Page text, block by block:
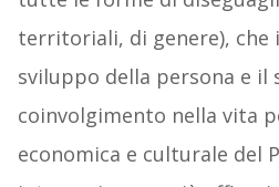
territoriali, di genere), che
sviluppo della persona e il
coinvolgimento nella vita
economica e culturale del